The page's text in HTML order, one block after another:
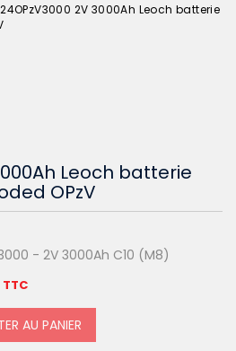
24OPzV3000 2V 3000Ah Leoch batterie
Leoch batterie
OPzV
- 2V 3000Ah C10 (M8)
TTC
AU PANIER